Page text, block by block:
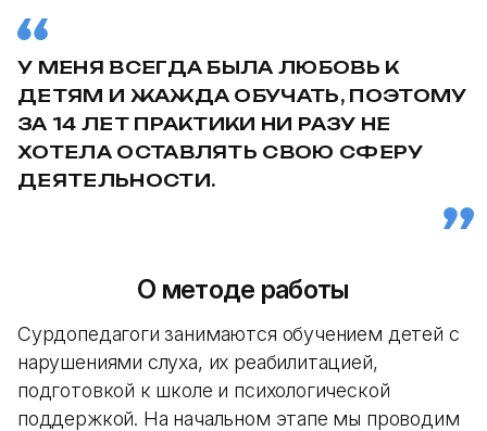
У МЕНЯ ВСЕГДА БЫЛА ЛЮБОВЬ К
ДЕТЯМ И ЖАЖДА ОБУЧАТЬ, ПОЭТОМУ
ЗА 14 ЛЕТ ПРАКТИКИ НИ РАЗУ НЕ
ХОТЕЛА ОСТАВЛЯТЬ СВОЮ СФЕРУ
ДЕЯТЕЛЬНОСТИ.
О методе работы
Сурдопедагоги занимаются обучением детей с
нарушениями слуха, их реабилитацией,
подготовкой к школе и психологической
поддержкой. На начальном этапе мы проводим